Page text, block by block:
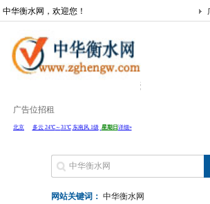
中华衡水网，欢迎您！
广告位招租
网站关键词： 中华衡水网